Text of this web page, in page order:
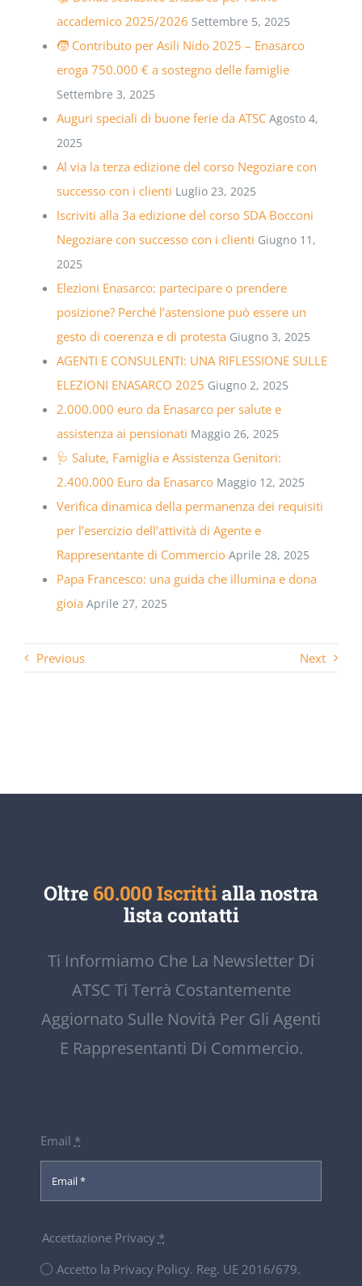
accademico 2025/2026 Settembre 5, 2025
🧒 Contributo per Asili Nido 2025 – Enasarco
eroga 750.000 € a sostegno delle famiglie
Settembre 3, 2025
Auguri speciali di buone ferie da ATSC Agosto 4,
2025
Al via la terza edizione del corso Negoziare con
successo con i clienti Luglio 23, 2025
Iscriviti alla 3a edizione del corso SDA Bocconi
Negoziare con successo con i clienti Giugno 11,
2025
Elezioni Enasarco: partecipare o prendere
posizione? Perché l’astensione può essere un
gesto di coerenza e di protesta Giugno 3, 2025
AGENTI E CONSULENTI: UNA RIFLESSIONE SULLE
ELEZIONI ENASARCO 2025 Giugno 2, 2025
2.000.000 euro da Enasarco per salute e
assistenza ai pensionati Maggio 26, 2025
🩺 Salute, Famiglia e Assistenza Genitori:
2.400.000 Euro da Enasarco Maggio 12, 2025
Verifica dinamica della permanenza dei requisiti
per l’esercizio dell’attività di Agente e
Rappresentante di Commercio Aprile 28, 2025
Papa Francesco: una guida che illumina e dona
gioia Aprile 27, 2025
Previous Next
Oltre 60.000 Iscrittialla nostra
lista contatti
Ti Informiamo Che La Newsletter Di
ATSC Ti Terrà Costantemente
Aggiornato Sulle Novità Per Gli Agenti
E Rappresentanti Di Commercio.
Email *
Accettazione Privacy *
Accetto la Privacy Policy. Reg. UE 2016/679.